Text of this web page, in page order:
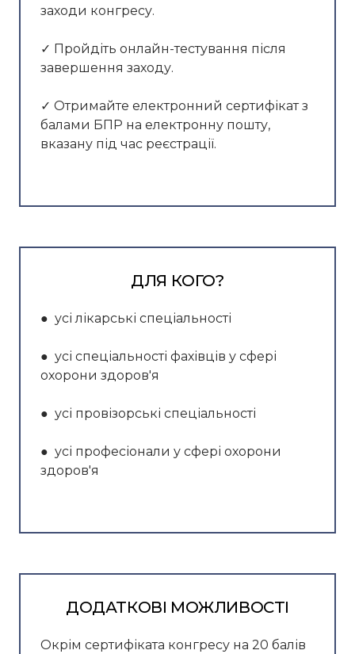
заходи конгресу.
✓ Пройдіть онлайн-тестування після
завершення заходу.
✓ Отримайте електронний сертифікат з
балами БПР на електронну пошту,
вказану під час реєстрації.
ДЛЯ КОГО?
● усі лікарські спеціальності
● усі спеціальності фахівців у сфері
охорони здоров'я
● усі провізорські спеціальності
● усі професіонали у сфері охорони
здоров'я
ДОДАТКОВІ МОЖЛИВОСТІ
Окрім сертифіката конгресу на 20 балів